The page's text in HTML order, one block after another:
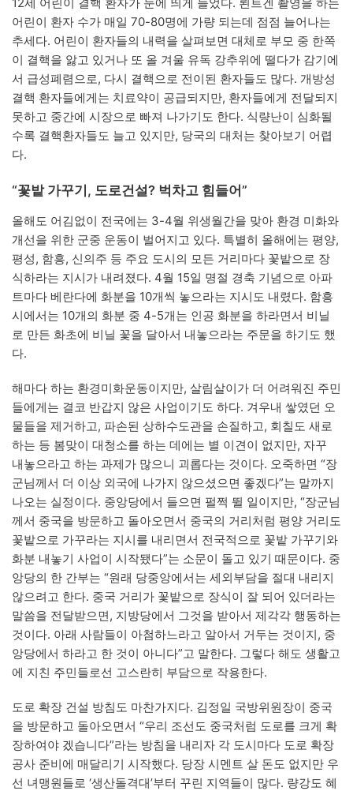
어린이 환자 수가 매일 70-80명에 가량 되는데 점점 늘어나는
추세다. 어린이 환자들의 내력을 살펴보면 대체로 부모 중 한쪽
이 결핵을 앓고 있거나 또 올 겨울 유독 강추위에 떨다가 감기에
서 급성폐렴으로, 다시 결핵으로 전이된 환자들도 많다. 개방성
결핵 환자들에게는 치료약이 공급되지만, 환자들에게 전달되지
못하고 중간에 시장으로 빠져 나가기도 한다. 식량난이 심화될
수록 결핵환자들도 늘고 있지만, 당국의 대처는 찾아보기 어렵
다.
“꽃밭 가꾸기, 도로건설? 벅차고 힘들어”
올해도 어김없이 전국에는 3-4월 위생월간을 맞아 환경 미화와
개선을 위한 군중 운동이 벌어지고 있다. 특별히 올해에는 평양,
평성, 함흥, 신의주 등 주요 도시의 모든 거리마다 꽃밭으로 장
식하라는 지시가 내려졌다. 4월 15일 명절 경축 기념으로 아파
트마다 베란다에 화분을 10개씩 놓으라는 지시도 내렸다. 함흥
시에서는 10개의 화분 중 4-5개는 인공 화분을 하라면서 비닐
로 만든 화초에 비닐 꽃을 달아서 내놓으라는 주문을 하기도 했
다.
해마다 하는 환경미화운동이지만, 살림살이가 더 어려워진 주민
들에게는 결코 반갑지 않은 사업이기도 하다. 겨우내 쌓였던 오
물들을 제거하고, 파손된 상하수도관을 손질하고, 회칠도 새로
하는 등 봄맞이 대청소를 하는 데에는 별 이견이 없지만, 자꾸
내놓으라고 하는 과제가 많으니 괴롭다는 것이다. 오죽하면 “장
군님께서 더 이상 외국에 나가지 않으셨으면 좋겠다”는 말까지
나오는 실정이다. 중앙당에서 들으면 펄쩍 뛸 일이지만, “장군님
께서 중국을 방문하고 돌아오면서 중국의 거리처럼 평양 거리도
꽃밭으로 가꾸라는 지시를 내리면서 전국적으로 꽃밭 가꾸기와
화분 내놓기 사업이 시작됐다”는 소문이 돌고 있기 때문이다. 중
앙당의 한 간부는 “원래 당중앙에서는 세외부담을 절대 내리지
않으려고 한다. 중국 거리가 꽃밭으로 장식이 잘 되어 있더라는
말씀을 전달받으면, 지방당에서 그것을 받아서 제각각 행동하는
것이다. 아래 사람들이 아첨하느라고 알아서 거두는 것이지, 중
앙당에서 하라고 한 것이 아니다”고 말한다. 그렇다 해도 생활고
에 지친 주민들로선 고스란히 부담으로 작용한다.
도로 확장 건설 방침도 마찬가지다. 김정일 국방위원장이 중국
을 방문하고 돌아오면서 “우리 조선도 중국처럼 도로를 크게 확
장하여야 겠습니다”라는 방침을 내리자 각 도시마다 도로 확장
공사 준비에 매달리기 시작했다. 당장 시멘트 살 돈도 없지만 우
선 녀맹원들로 ‘생산돌격대’부터 꾸린 지역들이 많다. 량강도 혜